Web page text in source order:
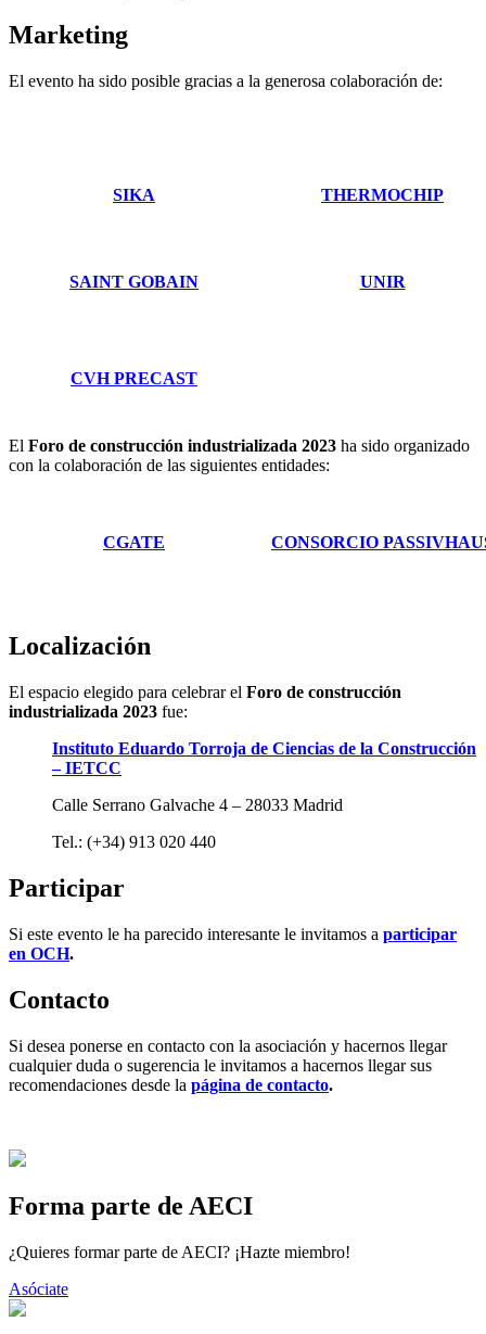
Marketing
El evento ha sido posible gracias a la generosa colaboración de:
SIKA THERMOCHIP
SAINT GOBAIN UNIR
CVH PRECAST
El Foro de construcción industrializada 2023 ha sido organizado
con la colaboración de las siguientes entidades:
CGATE CONSORCIO
Localización
El espacio elegido para celebrar el Foro de construcción
industrializada 2023 fue:
Instituto Eduardo Torroja de Ciencias de la Construcción
– IETCC
Calle Serrano Galvache 4 – 28033 Madrid
Tel.: (+34) 913 020 440
Participar
Si este evento le ha parecido interesante le invitamos a participar
en OCH.
Contacto
Si desea ponerse en contacto con la asociación y hacernos llegar
cualquier duda o sugerencia le invitamos a hacernos llegar sus
recomendaciones desde la página de contacto.
Forma parte de AECI
¿Quieres formar parte de AECI? ¡Hazte miembro!
Asóciate